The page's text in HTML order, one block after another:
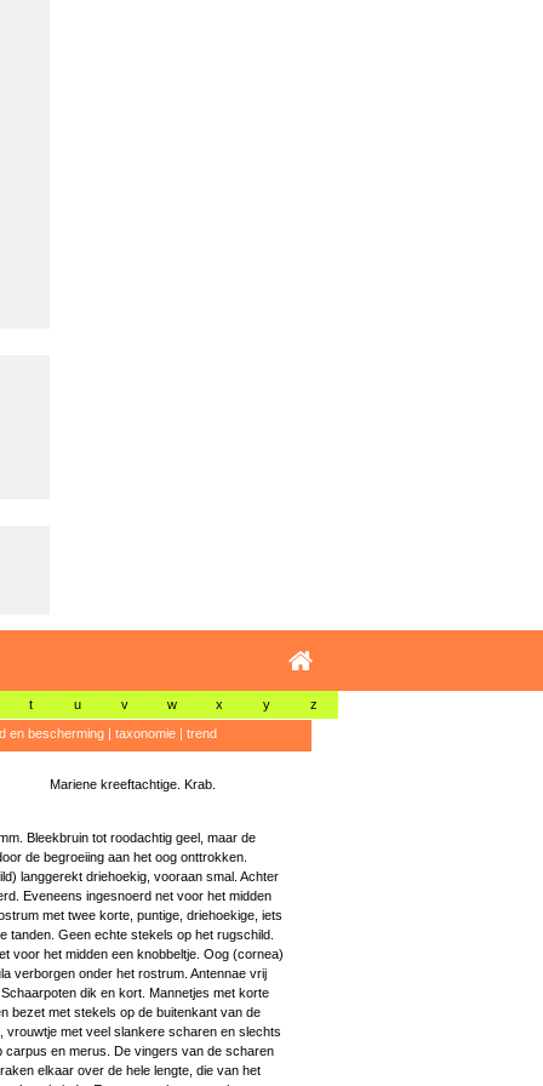
t u v w x y z
en bescherming| taxonomie| trend
Mariene kreeftachtige. Krab.
Bleekbruin tot roodachtig geel, maar de
de begroeiing aan het oog onttrokken.
langgerekt driehoekig, vooraan smal. Achter
Eveneens ingesnoerd net voor het midden
met twee korte, puntige, driehoekige, iets
tanden. Geen echte stekels op het rugschild.
voor het midden een knobbeltje. Oog (cornea)
verborgen onder het rostrum. Antennae vrij
dik en kort. Mannetjes met korte
bezet met stekels op de buitenkant van de
vrouwtje met veel slankere scharen en slechts
carpus en merus. De vingers van de scharen
elkaar over de hele lengte, die van het